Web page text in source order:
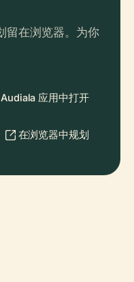
留在浏览器。为你
应用中打开
在浏览器中规划